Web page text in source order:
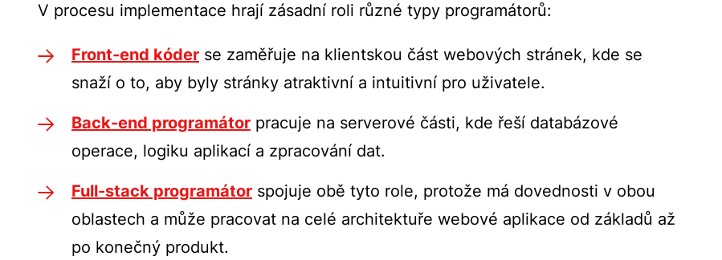
V procesu implementace hrají zásadní roli různé typy programátorů:
Front-end kóder se zaměřuje na klientskou část webových stránek, kde se
snaží o to, aby byly stránky atraktivní a intuitivní pro uživatele.
Back-end programátor pracuje na serverové části, kde řeší databázové
operace, logiku aplikací a zpracování dat.
Full-stack programátor spojuje obě tyto role, protože má dovednosti v obou
oblastech a může pracovat na celé architektuře webové aplikace od základů až
po konečný produkt.